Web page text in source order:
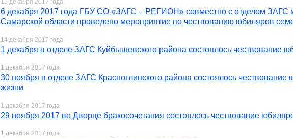
6 декабря 2017 года ГБУ СО «ЗАГС – РЕГИОН» совместно с отделом ЗАГС
Самарской области проведено мероприятие по чествованию юбиляров
14 декабря 2017 года
1 декабря в отделе ЗАГС Куйбышевского района состоялось чествование
1 декабря 2017 года
30 ноября в отделе ЗАГС Красноглинского района состоялось
жизни
1 декабря 2017 года
29 ноября 2017 во Дворце бракосочетания состоялось чествование
1 декабря 2017 года